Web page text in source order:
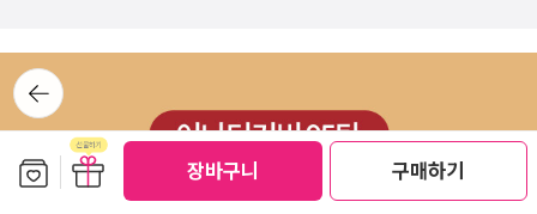
장바구니 구매하기
뒤로가
기